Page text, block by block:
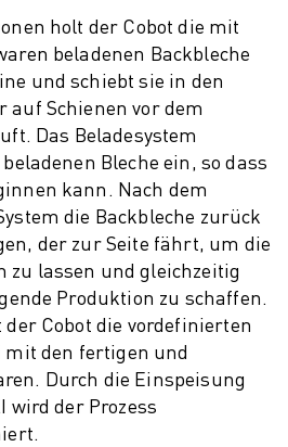
holt der Cobot die mit
beladenen Backbleche
und schiebt sie in den
auf Schienen vor dem
Das Beladesystem
Bleche ein, so dass
kann. Nach dem
die Backbleche zurück
der zur Seite fährt, um die
zu lassen und gleichzeitig
Produktion zu schaffen.
Cobot die vordefinierten
mit den fertigen und
Durch die Einspeisung
wird der Prozess